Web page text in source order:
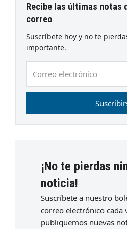
Recibe las últimas notas
correo
Suscríbete hoy y no te
importante.
electrónico
¡No te pierdas
noticia!
Suscríbete a nuestro
correo electrónico cada
publiquemos nuevas